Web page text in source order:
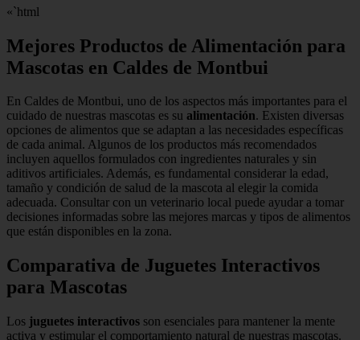
«`html
Mejores Productos de Alimentación para
Mascotas en Caldes de Montbui
En Caldes de Montbui, uno de los aspectos más importantes para el
cuidado de nuestras mascotas es su alimentación. Existen diversas
opciones de alimentos que se adaptan a las necesidades específicas
de cada animal. Algunos de los productos más recomendados
incluyen aquellos formulados con ingredientes naturales y sin
aditivos artificiales. Además, es fundamental considerar la edad,
tamaño y condición de salud de la mascota al elegir la comida
adecuada. Consultar con un veterinario local puede ayudar a tomar
decisiones informadas sobre las mejores marcas y tipos de alimentos
que están disponibles en la zona.
Comparativa de Juguetes Interactivos
para Mascotas
Los juguetes interactivos son esenciales para mantener la mente
activa y estimular el comportamiento natural de nuestras mascotas.